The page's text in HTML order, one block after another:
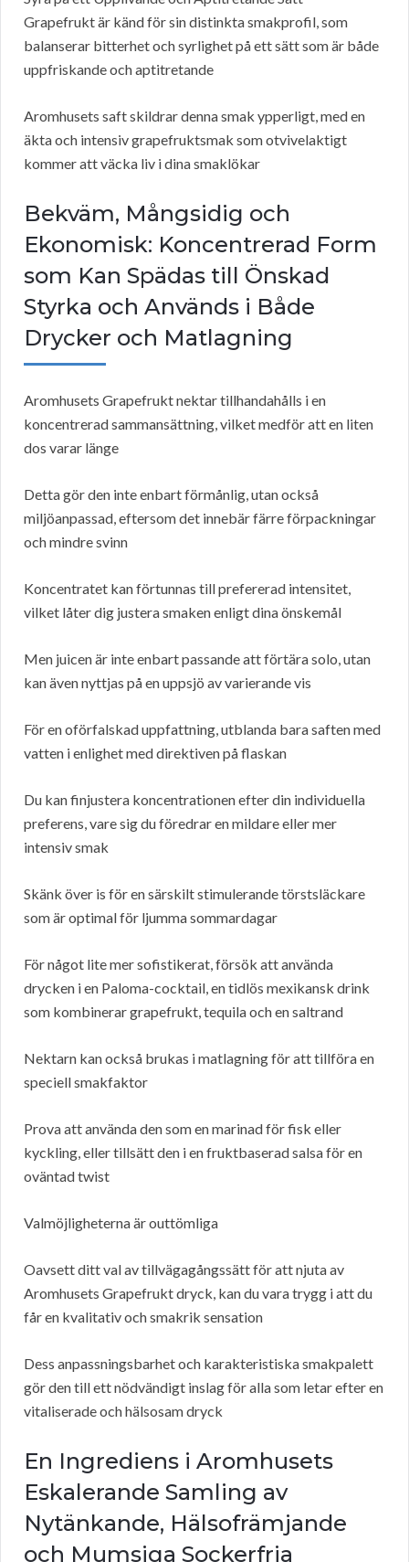
Grapefrukt är känd för sin distinkta smakprofil, som
balanserar bitterhet och syrlighet på ett sätt som är både
uppfriskande och aptitretande
Aromhusets saft skildrar denna smak ypperligt, med en
äkta och intensiv grapefruktsmak som otvivelaktigt
kommer att väcka liv i dina smaklökar
Bekväm, Mångsidig och
Ekonomisk: Koncentrerad Form
som Kan Spädas till Önskad
Styrka och Används i Både
Drycker och Matlagning
Aromhusets Grapefrukt nektar tillhandahålls i en
koncentrerad sammansättning, vilket medför att en liten
dos varar länge
Detta gör den inte enbart förmånlig, utan också
miljöanpassad, eftersom det innebär färre förpackningar
och mindre svinn
Koncentratet kan förtunnas till prefererad intensitet,
vilket låter dig justera smaken enligt dina önskemål
Men juicen är inte enbart passande att förtära solo, utan
kan även nyttjas på en uppsjö av varierande vis
För en oförfalskad uppfattning, utblanda bara saften med
vatten i enlighet med direktiven på flaskan
Du kan finjustera koncentrationen efter din individuella
preferens, vare sig du föredrar en mildare eller mer
intensiv smak
Skänk över is för en särskilt stimulerande törstsläckare
som är optimal för ljumma sommardagar
För något lite mer sofistikerat, försök att använda
drycken i en Paloma-cocktail, en tidlös mexikansk drink
som kombinerar grapefrukt, tequila och en saltrand
Nektarn kan också brukas i matlagning för att tillföra en
speciell smakfaktor
Prova att använda den som en marinad för fisk eller
kyckling, eller tillsätt den i en fruktbaserad salsa för en
oväntad twist
Valmöjligheterna är outtömliga
Oavsett ditt val av tillvägagångssätt för att njuta av
Aromhusets Grapefrukt dryck, kan du vara trygg i att du
får en kvalitativ och smakrik sensation
Dess anpassningsbarhet och karakteristiska smakpalett
gör den till ett nödvändigt inslag för alla som letar efter en
vitaliserade och hälsosam dryck
En Ingrediens i Aromhusets
Eskalerande Samling av
Nytänkande, Hälsofrämjande
och Mumsiga Sockerfria